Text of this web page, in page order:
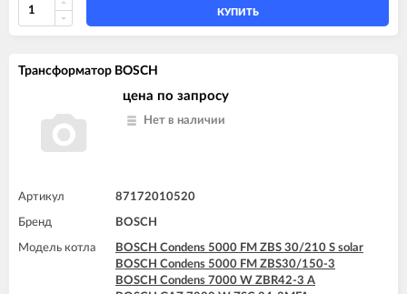
BOSCH GAZ 7000 W ZWC 28-3MFK
BOSCH GAZ 7000 W ZWC 35-3MFA
КУПИТЬ
Трансформатор BOSCH
цена по запросу
Нет в наличии
Артикул 87172010520
Бренд BOSCH
Модель котла
BOSCH Condens 5000 FM ZBS 30/210 S solar
BOSCH Condens 5000 FM ZBS30/150-3
BOSCH Condens 7000 W ZBR42-3 A